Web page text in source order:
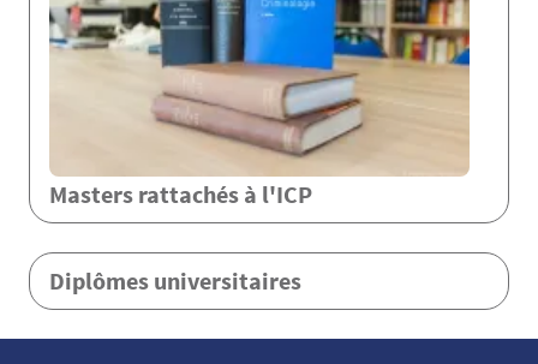
Masters rattachés à l'ICP
Diplômes universitaires